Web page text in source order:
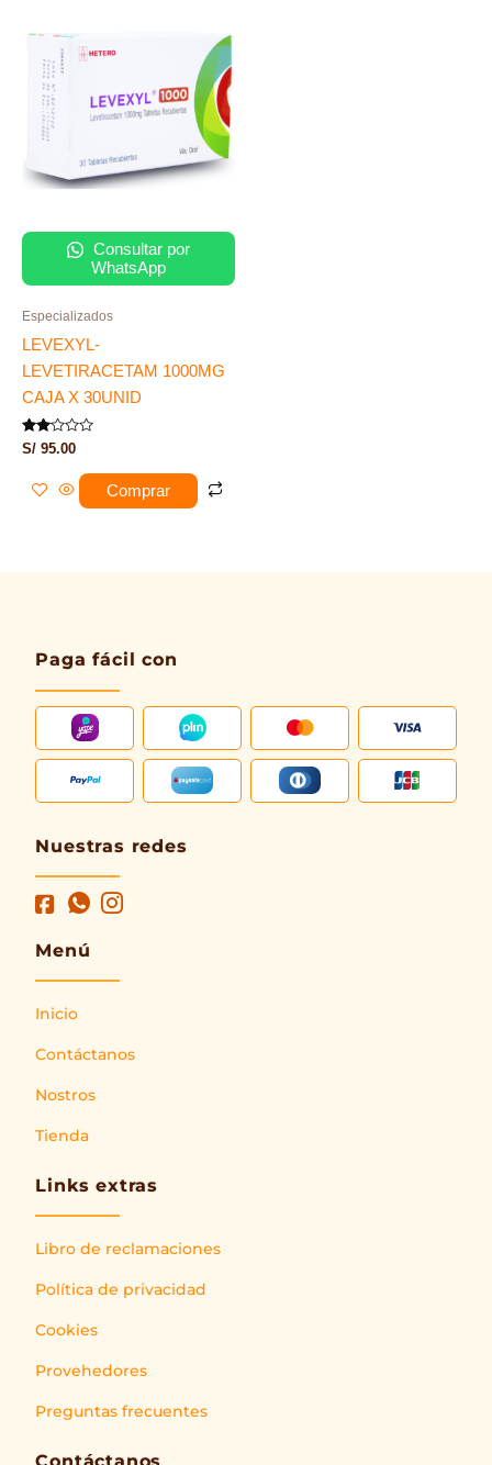
Consultar por
WhatsApp
Especializados
LEVEXYL-
LEVETIRACETAM 1000MG
CAJA X 30UNID
Valorado
de 5
S/ 95.00
Comprar
Paga fácil con
Nuestras redes
Menú
Inicio
Contáctanos
Nostros
Tienda
Links extras
Libro de reclamaciones
Política de privacidad
Cookies
Provehedores
Preguntas frecuentes